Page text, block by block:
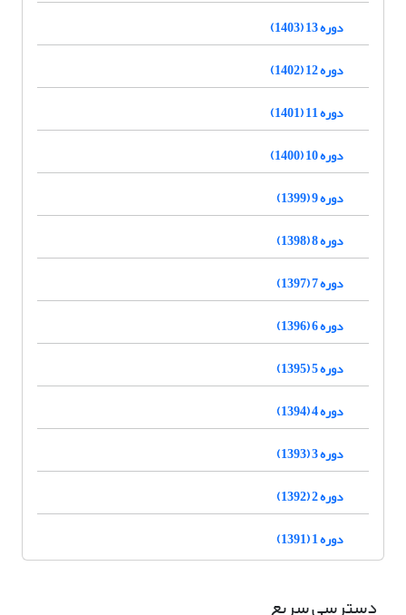
دوره 13 (1403)
دوره 12 (1402)
دوره 11 (1401)
دوره 10 (1400)
دوره 9 (1399)
دوره 8 (1398)
دوره 7 (1397)
دوره 6 (1396)
دوره 5 (1395)
دوره 4 (1394)
دوره 3 (1393)
دوره 2 (1392)
دوره 1 (1391)
دسترسی سریع